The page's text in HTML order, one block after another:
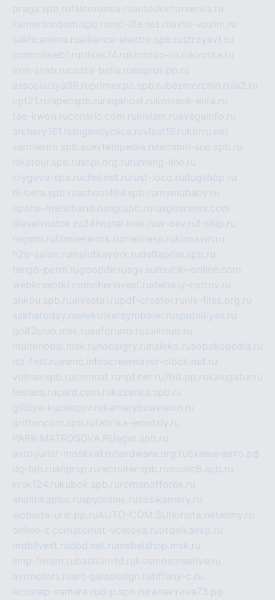
praga.spb.rufalcorussia.ruautodoctorservis.ru
kamertondom.spb.ru net-life.net.ruavto-vozim.ru
sakhcamera.rualliance-electro.spb.rustroyavt.ru
controlweb1.rutdsak74.rukinzozo-ru.rukvotka.ru
iron-snab.rucosta-bella.rueugrus.pp.ru
associaciya39.ruprimexpo.spb.rubezmorchin.ru ia2.ru
cpt21.ru ispecspb.ru regahost.rukolosok-elita.ru
tae-kwon.ruconsrio.com.ru insiam.ruavegainfo.ru
archery161.rubigencyclica.ruvlast16.rukorru.net
sarmiento.spb.suextelopedia.ru lammin-suo.spb.ru
iskatour.spb.rusnpi.org.ru running-line.ru
krygeva-spa.ruchel.net.ru rust-loco.rudugshop.ru
hl-beta.spb.ruschool494.spb.ru mymubaby.ru
epoha-metalband.ru ngr.spb.ru rusgosnews.com
dieselvostok.ru24hostel.msk.ruw-dev.ruf-ship.ru
regsmi.rufilmnetwork.ru malinasp.rukinosvin.ru
h2o-salon.ru malutkayork.rudeltaprim.spb.ru
tango-perm.rugooddir.rusgv.su multiki-online.com
webkrasotki.comcherinvest.rudetskiy-ostrov.ru
ankou.spb.rualvesta1.rupdf-creator.ru nix-files.org.ru
sakhatoday.ruelektrikersymboler.rusputnikyes.ru
golf2club.msk.ruaeforums.ruzallclub.ru
multimodal.msk.ru habaigry.ru haikko.rusobakopedia.ru
isz-fest.ruewnc.infoscreensaver-clock.net.ru
volnav.spb.rucomnat.ru npf.net.ru7bit.pp.rukalugatur.ru
tesiaes.rucard.com.rukazanka.spb.ru
gildiya-kuznecov.rukameryboavision.ru
griffoncom.spb.rufabrika-emotsiy.ru
PARK-MATROSOVA.RUagat.spb.ru
avtoyurist-moskva1.ru hardware.org.ruсхема-авто.рф
dg-lab.ruangrup.ru recruiter.spb.ru music8.spb.ru
krsk124.rukubok.spb.ru romanofforex.ru
analitikaplus.ruspyonline.ruzosikamery.ru
sloboda-ural.pp.ruAUTO-COM.SU hohota.netalimy.ru
online-z.comaromat-vostoka.ruotdelkaexp.ru
mobilvest.rubbd.net.ru mebelshop.msk.ru
smp-forum.rubastion-td.rukosmoscreative.ru
avrmotors.ruart-galadesign.rutiffany-c.ru
ecostep-samara.rud-p.spb.ru галактика73.рф